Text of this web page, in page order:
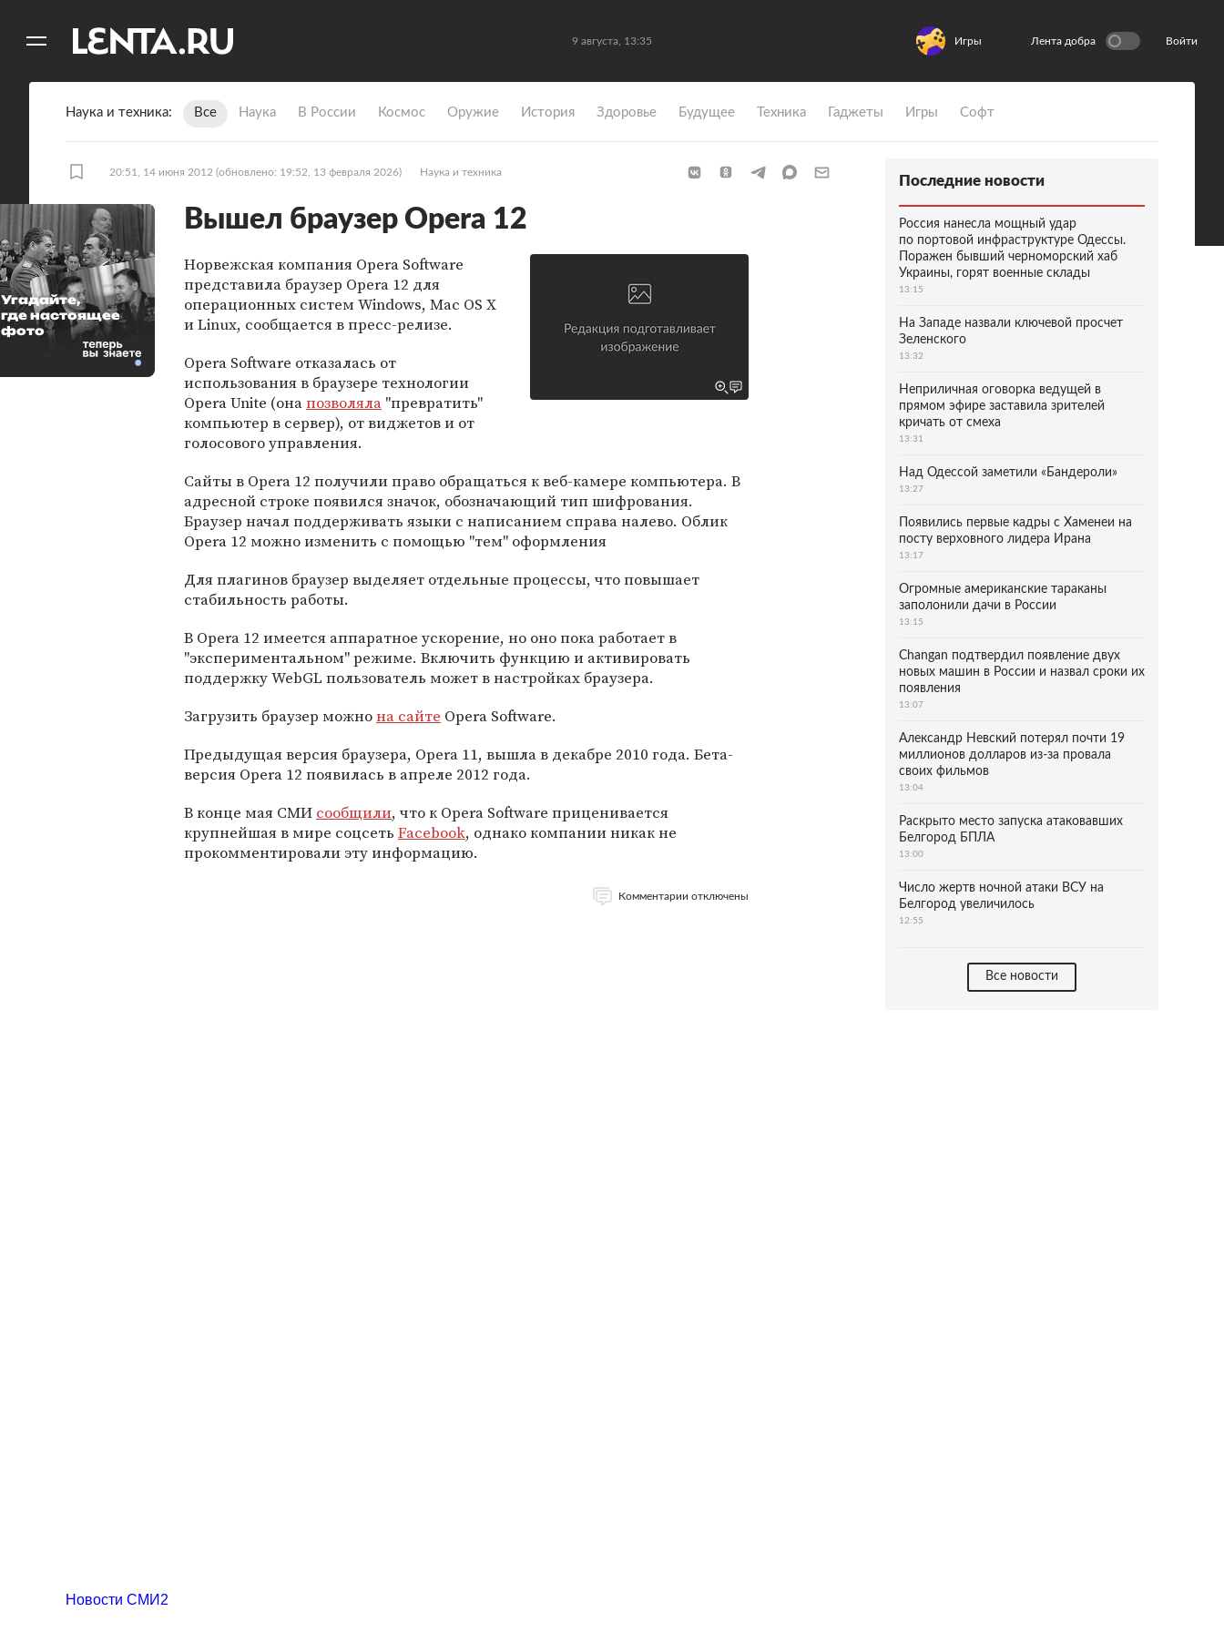
9 августа, 13:35 Игры Лента добра Войти
Наука и техника Все Наука В России Космос Оружие История Здоровье Будущее Техника Гаджеты Игры Софт
20:51, 14 июня 2012 (обновлено: 19:52, 13 февраля 2026) Наука и техника
Вышел браузер Opera 12
Норвежская компания Opera Software
представила браузер Opera 12 для
операционных систем Windows, Mac OS X
и Linux, сообщается в пресс-релизе.
Opera Software отказалась от
использования в браузере технологии
Opera Unite (онапозволяла "превратить"
компьютер в сервер), от виджетов и от
голосового управления.
Сайты в Opera 12 получили право обращаться к веб-камере компьютера. В
адресной строке появился значок, обозначающий тип шифрования.
Браузер начал поддерживать языки с написанием справа налево. Облик
Opera 12 можно изменить с помощью "тем" оформления
Для плагинов браузер выделяет отдельные процессы, что повышает
стабильность работы.
В Opera 12 имеется аппаратное ускорение, но оно пока работает в
"экспериментальном" режиме. Включить функцию и активировать
поддержку WebGL пользователь может в настройках браузера.
Загрузить браузер можнона сайте Opera Software.
Предыдущая версия браузера, Opera 11, вышла в декабре 2010 года. Бета-
версия Opera 12 появилась в апреле 2012 года.
В конце мая СМИ сообщили, что к Opera Software приценивается
крупнейшая в мире соцсеть Facebook, однако компании никак не
прокомментировали эту информацию.
Комментарии отключены
Угадайте,
где настоящее
фото
Последние новости
Россия нанесла мощный удар
по портовой инфраструктуре Одессы.
Поражен бывший черноморский хаб
Украины, горят военные склады
13:15
На Западе назвали ключевой просчет
Зеленского
13:32
Неприличная оговорка ведущей в
прямом эфире заставила зрителей
кричать от смеха
13:31
Над Одессой заметили «Бандероли»
13:27
Появились первые кадры с Хаменеи на
посту верховного лидера Ирана
13:17
Огромные американские тараканы
заполонили дачи в России
13:15
Changan подтвердил появление двух
новых машин в России и назвал сроки их
появления
13:07
Александр Невский потерял почти 19
миллионов долларов из-за провала
своих фильмов
13:04
Раскрыто место запуска атаковавших
Белгород БПЛА
13:00
Число жертв ночной атаки ВСУ на
Белгород увеличилось
12:55
Все новости
Новости СМИ2